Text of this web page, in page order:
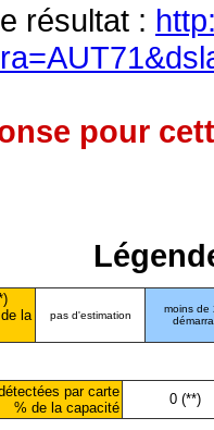
résultat :
pour
la
pas d'estimation
moins de
par carte
% de la capacité
0 (**)